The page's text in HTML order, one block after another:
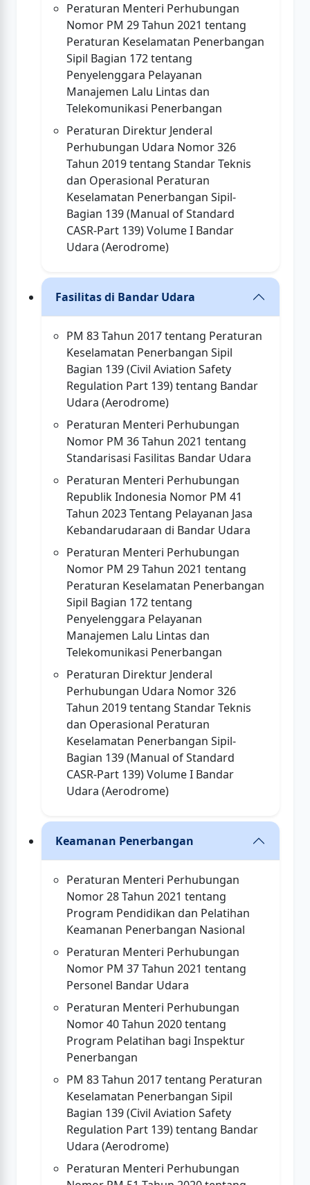
Peraturan Menteri Perhubungan
Nomor PM 29 Tahun 2021 tentang
Peraturan Keselamatan Penerbangan
Sipil Bagian 172 tentang
Penyelenggara Pelayanan
Manajemen Lalu Lintas dan
Telekomunikasi Penerbangan
Peraturan Direktur Jenderal
Perhubungan Udara Nomor 326
Tahun 2019 tentang Standar Teknis
dan Operasional Peraturan
Keselamatan Penerbangan Sipil-
Bagian 139 (Manual of Standard
CASR-Part 139) Volume I Bandar
Udara (Aerodrome)
Fasilitas di Bandar Udara
PM 83 Tahun 2017 tentang Peraturan
Keselamatan Penerbangan Sipil
Bagian 139 (Civil Aviation Safety
Regulation Part 139) tentang Bandar
Udara (Aerodrome)
Peraturan Menteri Perhubungan
Nomor PM 36 Tahun 2021 tentang
Standarisasi Fasilitas Bandar Udara
Peraturan Menteri Perhubungan
Republik Indonesia Nomor PM 41
Tahun 2023 Tentang Pelayanan Jasa
Kebandarudaraan di Bandar Udara
Peraturan Menteri Perhubungan
Nomor PM 29 Tahun 2021 tentang
Peraturan Keselamatan Penerbangan
Sipil Bagian 172 tentang
Penyelenggara Pelayanan
Manajemen Lalu Lintas dan
Telekomunikasi Penerbangan
Peraturan Direktur Jenderal
Perhubungan Udara Nomor 326
Tahun 2019 tentang Standar Teknis
dan Operasional Peraturan
Keselamatan Penerbangan Sipil-
Bagian 139 (Manual of Standard
CASR-Part 139) Volume I Bandar
Udara (Aerodrome)
Keamanan Penerbangan
Peraturan Menteri Perhubungan
Nomor 28 Tahun 2021 tentang
Program Pendidikan dan Pelatihan
Keamanan Penerbangan Nasional
Peraturan Menteri Perhubungan
Nomor PM 37 Tahun 2021 tentang
Personel Bandar Udara
Peraturan Menteri Perhubungan
Nomor 40 Tahun 2020 tentang
Program Pelatihan bagi Inspektur
Penerbangan
PM 83 Tahun 2017 tentang Peraturan
Keselamatan Penerbangan Sipil
Bagian 139 (Civil Aviation Safety
Regulation Part 139) tentang Bandar
Udara (Aerodrome)
Peraturan Menteri Perhubungan